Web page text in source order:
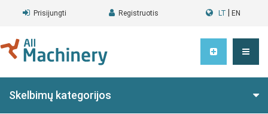
Prisijungti Registruotis LT EN
Skelbimų kategorijos